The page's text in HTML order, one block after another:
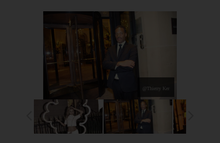
@Thierry Ker